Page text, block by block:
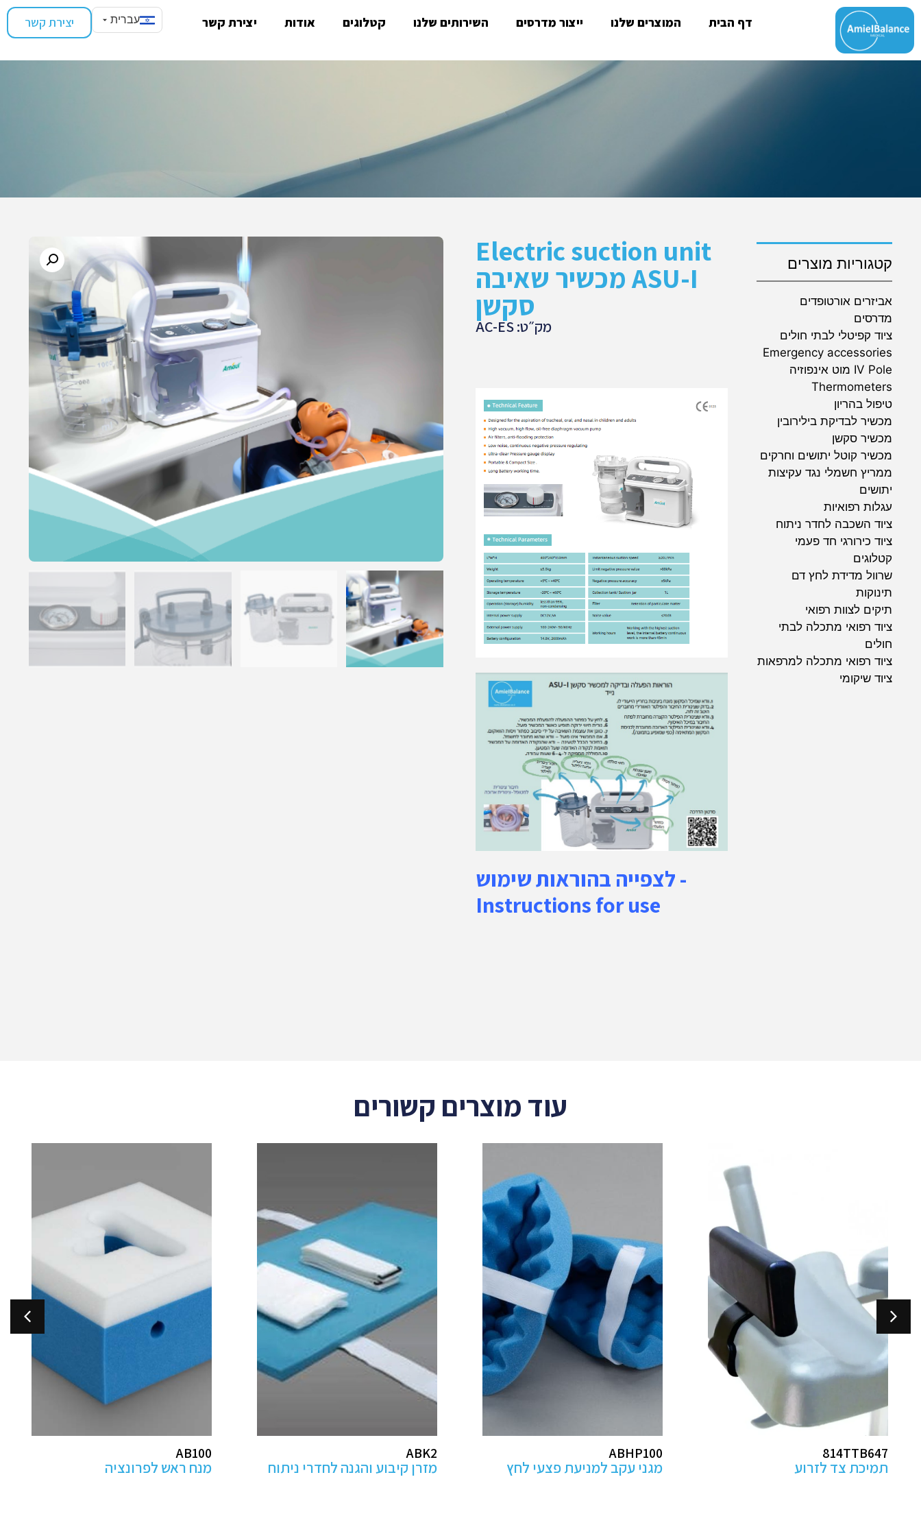
דף הבית המוצרים שלנו ייצור מדרסים השירותים שלנו קטלוגים אודות יצירת קשר יצירת קשר עברית
קטגוריות מוצרים
אביזרים אורטופדים
מדרסים
ציוד קפיטלי לבתי חולים
Emergency accessories
IV Pole מוט אינפוזיה
Thermometers
טיפול בהריון
מכשיר לבדיקת בילירובין
מכשיר סקשן
מכשיר קוטל יתושים וחרקים
ממריץ חשמלי נגד עקיצות
יתושים
עגלות רפואיות
ציוד השכבה לחדר ניתוח
ציוד כירורגי חד פעמי
קטלוגים
שרוול מדידת לחץ דם
תינוקות
תיקים לצוות רפואי
ציוד רפואי מתכלה לבתי
חולים
ציוד רפואי מתכלה למרפאות
ציוד שיקומי
Electric suction unit
ASU-I מכשיר שאיבה
סקשן
מק״ט: AC-ES
לצפייה בהוראות שימוש -
Instructions for use
עוד מוצרים קשורים
ABHP100
מגני עקב למניעת פצעי לחץ
ABK2
מזרן קיבוע והגנה לחדרי ניתוח
AB100
מנח ראש לפרונציה
מקבילים מתכווננים
לפיזיותרפיה- בהתאמה אישית